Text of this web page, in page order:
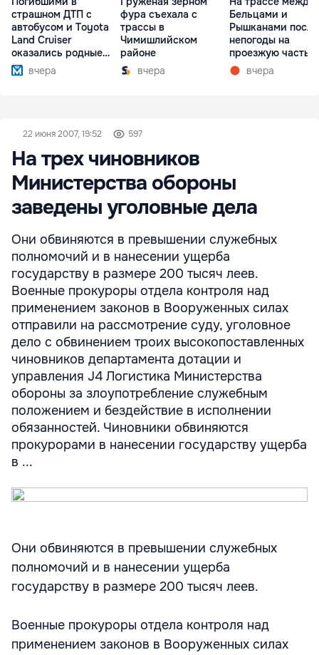
страшном ДТП с
автобусом и Toyota
Land Cruiser
оказались родные
братьявчера
фура съехала с
трассы в
Чимишлийском
районе
вчера
Бельцами и
Рышканами после
непогоды на
проезжую часть
упали деревья
вчера
22 июня 2007, 19:52 597
На трех чиновников
Министерства обороны
заведены уголовные дела
Они обвиняются в превышении служебных
полномочий и в нанесении ущерба
государству в размере 200 тысяч леев.
Военные прокуроры отдела контроля над
применением законов в Вооруженных силах
отправили на рассмотрение суду, уголовное
дело с обвинением троих высокопоставленных
чиновников департамента дотации и
управления J4 Логистика Министерства
обороны за злоупотребление служебным
положением и бездействие в исполнении
обязанностей. Чиновники обвиняются
прокурорами в нанесении государству ущерба
в ...
Они обвиняются в превышении служебных
полномочий и в нанесении ущерба
государству в размере 200 тысяч леев.
Военные прокуроры отдела контроля над
применением законов в Вооруженных силах